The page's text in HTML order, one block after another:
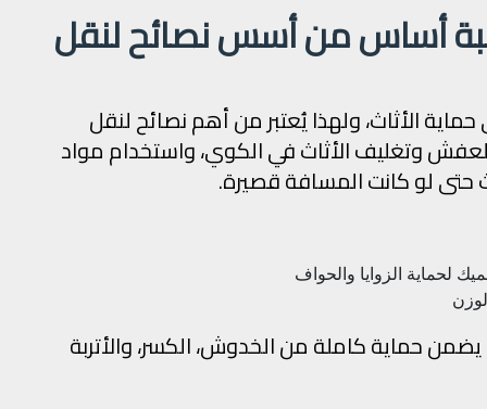
أساس من أسس نصائح لنقل
الأثاث، ولهذا يُعتبر من أهم نصائح لنقل
وتغليف الأثاث في الكوي، واستخدام مواد
حتى لو كانت المسافة قصيرة.
لحماية الزوايا والحواف
حماية كاملة من الخدوش، الكسر، والأتربة